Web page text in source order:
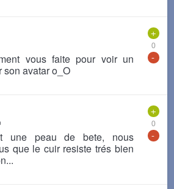
+
0
-
vous faite pour voir un
son avatar o_O
+
0
-
une peau de bete, nous
que le cuir resiste trés bien